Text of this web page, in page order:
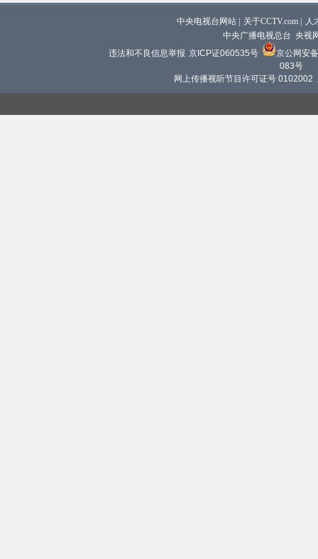
中央电视台网站 关于CCTV.com
人
中央广播电视总台 央视
违法和不良信息举报 京ICP证060535号
京公网安
083号
网上传播视听节目许可证号